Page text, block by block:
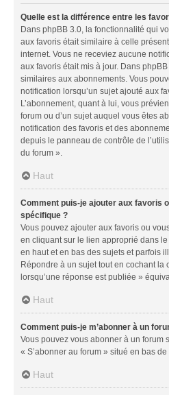
Quelle est la différence entre les
Dans phpBB 3.0, la fonctionnalité qui
aux favoris était similaire à celle
internet. Vous ne receviez aucune
aux favoris était mis à jour. Dans
similaires aux abonnements. Vous
notification lorsqu’un sujet ajouté aux
L’abonnement, quant à lui, vous
forum ou d’un sujet auquel vous êtes
notification des favoris et des
depuis le panneau de contrôle de
du forum ».
Haut
Comment puis-je ajouter aux favoris
spécifique ?
Vous pouvez ajouter aux favoris ou
en cliquant sur le lien approprié dans
en haut et en bas des sujets et parfois
Répondre à un sujet tout en cochant la
lorsqu’une réponse est publiée »
Haut
Comment puis-je m’abonner à un
Vous pouvez vous abonner à un forum
« S’abonner au forum » situé en bas
Haut